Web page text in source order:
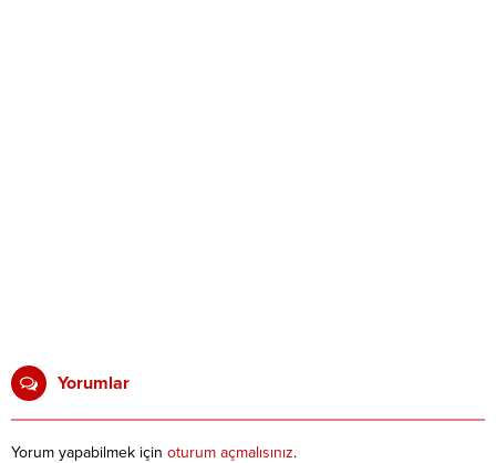
Yorumlar
Yorum yapabilmek için oturum açmalısınız.